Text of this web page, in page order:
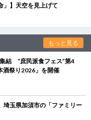
」】天空を見上げて
もっと見る
結 “庶民派食フェス”第4
酒祭り2026」を開催
玉県加須市の「ファミリー